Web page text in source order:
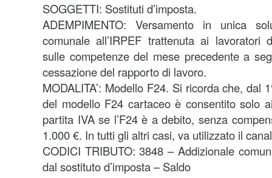
SOGGETTI: Sostituti d’imposta.
ADEMPIMENTO: Versamento in unica
comunale all’IRPEF trattenuta ai lavoratori
sulle competenze del mese precedente a
cessazione del rapporto di lavoro.
MODALITA’: Modello F24. Si ricorda che, dal
del modello F24 cartaceo è consentito solo
partita IVA se l’F24 è a debito, senza
1.000 €. In tutti gli altri casi, va utilizzato il
CODICI TRIBUTO: 3848 – Addizionale
dal sostituto d’imposta – Saldo